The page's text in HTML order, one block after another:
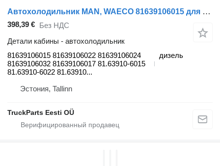
Автохолодильник MAN, WAECO 81639106015 для тягача MAN TGL, TGM, TGS, TGX (2005-2021)
398,39 € Без НДС
Детали кабины - автохолодильник
81639106015 81639106022 81639106024
81639106032 81639106017 81.63910-6015
81.63910-6022 81.63910...
дизель
Эстония, Tallinn
TruckParts Eesti OÜ